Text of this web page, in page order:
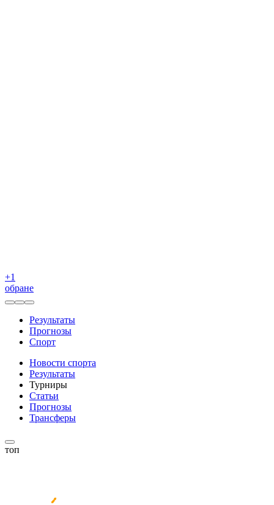
+1
обране
Результаты
Прогнозы
Спорт
Новости спорта
Результаты
Турниры
Статьи
Прогнозы
Трансферы
топ